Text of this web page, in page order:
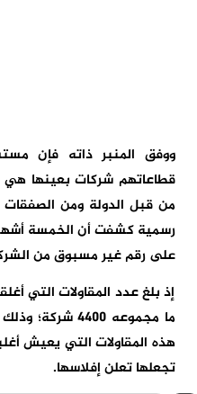
ووفق المنبر ذاته فإن
قطاعاتهم شركات بعينها
من قبل الدولة ومن
رسمية كشفت أن الخمسة أشهر
على رقم غير مسبوق من
إذ بلغ عدد المقاولات التي
ما مجموعه 4400
هذه المقاولات التي يعيش
تجعلها تعلن إفلاسها.